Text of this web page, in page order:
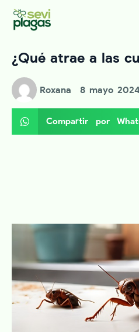
¿Qué atrae a las
Roxana 8 mayo
Compartir por